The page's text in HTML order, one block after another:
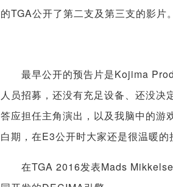
的TGA公开了第二支及第三支的影片
最早公开的预告片是Kojima
人员招募，还没有充足设备、还没
答应担任主角演出，以及我脑中的游
白期，在E3公开时大家还是很温暖
在TGA 2016发表Mads